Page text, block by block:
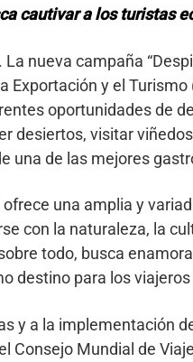
cautivar a los turistas
nueva campaña
Exportación y el Turismo
oportunidades de
desiertos, visitar
una de las mejores
ofrece una amplia y
con la naturaleza, la
todo, busca
destino para los
y a la implementación
Consejo Mundial de